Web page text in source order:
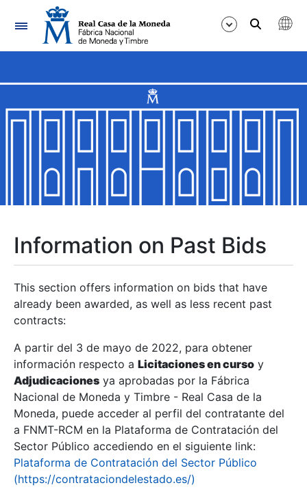
Navigation
Show/Hide
Show/Hide
Show/Hide
Show/Hide
Show/Hide
Information on Past Bids
This section offers information on bids that have
already been awarded, as well as less recent past
contracts:
A partir del 3 de mayo de 2022, para obtener
información respecto a Licitaciones en curso y
Adjudicaciones ya aprobadas por la Fábrica
Nacional de Moneda y Timbre - Real Casa de la
Moneda, puede acceder al perfil del contratante del
a FNMT-RCM en la Plataforma de Contratación del
Sector Público accediendo en el siguiente link:
Plataforma de Contratación del Sector Público
(https://contrataciondelestado.es/)